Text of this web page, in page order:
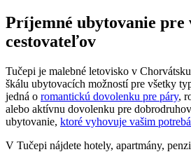
Príjemné ubytovanie pre
cestovateľov
Tučepi je malebné letovisko v
škálu ubytovacích možností pre všetky
jedná o romantickú dovolenku pre páry,
alebo aktívnu dovolenku pre
ubytovanie, ktoré vyhovuje vašim
V Tučepi nájdete hotely, apartmány,